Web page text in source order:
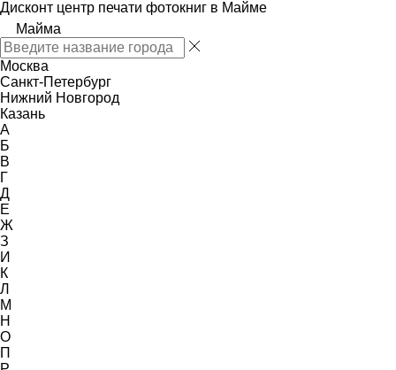
Дисконт центр печати фотокниг в Майме
Майма
Москва
Санкт-Петербург
Нижний Новгород
Казань
А
Б
В
Г
Д
Е
Ж
З
И
К
Л
М
Н
О
П